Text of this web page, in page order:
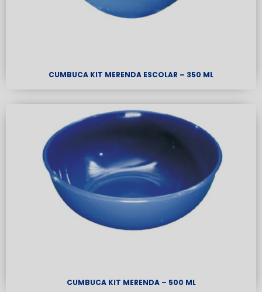
CUMBUCA KIT MERENDA ESCOLAR – 350 ML
CUMBUCA KIT MERENDA – 500 ML